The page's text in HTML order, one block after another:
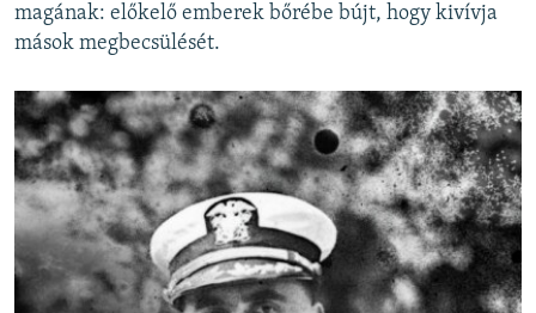
magának: előkelő emberek bőrébe bújt, hogy kivívja
mások megbecsülését.